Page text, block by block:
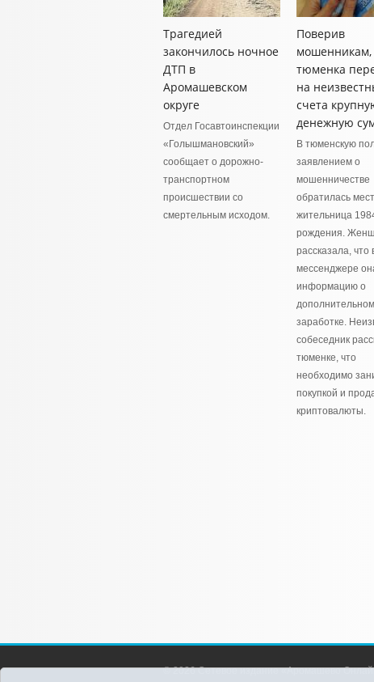
Трагедией
закончилось ночное
ДТП в
Аромашевском
округе
Отдел Госавтоинспекции
«Голышмановский»
сообщает о дорожно-
транспортном
происшествии со
смертельным исходом.
Поверив
мошенникам,
тюменка
на
счета
денежную
В тюменскую
заявлением о
мошенничестве
обратилась
жительница
рождения.
рассказала, что
мессенджере
информацию о
дополнительном
заработке.
собеседник
тюменке, что
необходимо
покупкой и
криптовалюты.
© 2026 Сетевое издание «Аромашево